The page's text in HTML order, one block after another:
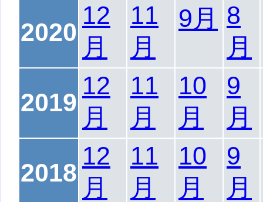
2020
12
月
11
月
9月 8
月
2019
12
月
11
月
10
月
9
月
2018
12
月
11
月
10
月
9
月